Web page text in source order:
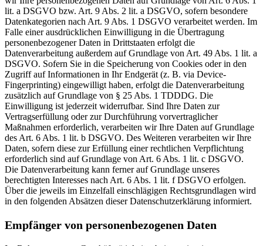
lit. a DSGVO bzw. Art. 9 Abs. 2 lit. a DSGVO, sofern besondere
Datenkategorien nach Art. 9 Abs. 1 DSGVO verarbeitet werden. Im
Falle einer ausdrücklichen Einwilligung in die Übertragung
personenbezogener Daten in Drittstaaten erfolgt die
Datenverarbeitung außerdem auf Grundlage von Art. 49 Abs. 1 lit. a
DSGVO. Sofern Sie in die Speicherung von Cookies oder in den
Zugriff auf Informationen in Ihr Endgerät (z. B. via Device-
Fingerprinting) eingewilligt haben, erfolgt die Datenverarbeitung
zusätzlich auf Grundlage von § 25 Abs. 1 TDDDG. Die
Einwilligung ist jederzeit widerrufbar. Sind Ihre Daten zur
Vertragserfüllung oder zur Durchführung vorvertraglicher
Maßnahmen erforderlich, verarbeiten wir Ihre Daten auf Grundlage
des Art. 6 Abs. 1 lit. b DSGVO. Des Weiteren verarbeiten wir Ihre
Daten, sofern diese zur Erfüllung einer rechtlichen Verpflichtung
erforderlich sind auf Grundlage von Art. 6 Abs. 1 lit. c DSGVO.
Die Datenverarbeitung kann ferner auf Grundlage unseres
berechtigten Interesses nach Art. 6 Abs. 1 lit. f DSGVO erfolgen.
Über die jeweils im Einzelfall einschlägigen Rechtsgrundlagen wird
in den folgenden Absätzen dieser Datenschutzerklärung informiert.
Empfänger von personenbezogenen Daten